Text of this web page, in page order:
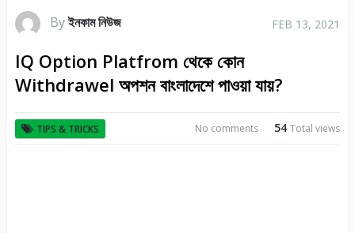
Byইনকাম নিউজ FEB 13, 2021
IQ Option Platfrom থেকে কোন
Withdrawel অপশন বাংলাদেশে পাওয়া যায়?
TIPS & TRICKS 54Total views
No comments